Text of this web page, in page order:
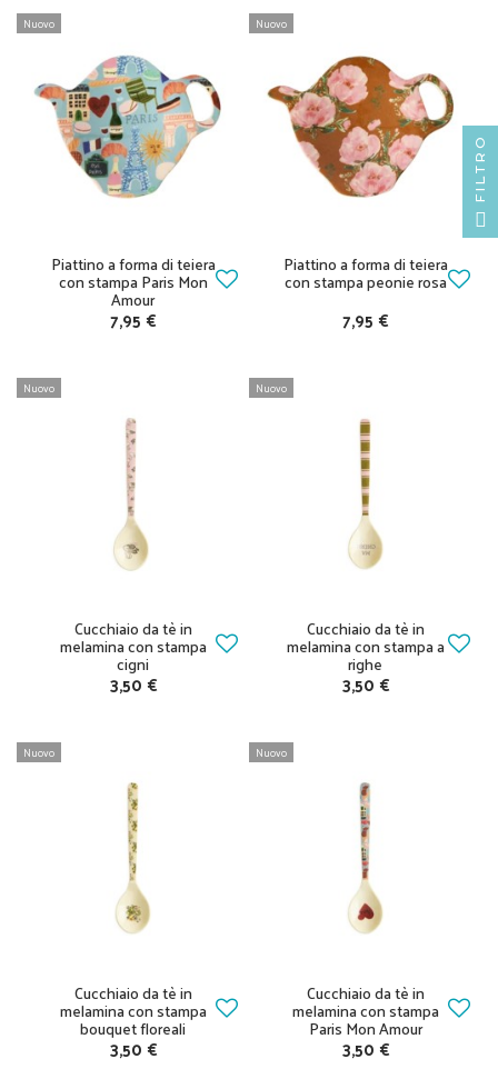
Nuovo
Piattino a forma di teiera
con stampa Paris Mon
Amour
7,95 €
Nuovo
Piattino a forma di teiera
con stampa peonie rosa
7,95 €
Nuovo
Cucchiaio da tè in
melamina con stampa
cigni
3,50 €
Nuovo
Cucchiaio da tè in
melamina con stampa a
righe
3,50 €
Nuovo
Cucchiaio da tè in
melamina con stampa
bouquet floreali
3,50 €
Nuovo
Cucchiaio da tè in
melamina con stampa
Paris Mon Amour
3,50 €
FILTRO